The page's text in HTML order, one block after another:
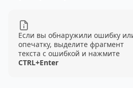
Если вы обнаружили ошибку
опечатку, выделите фрагмент
текста с ошибкой и нажмите
CTRL+Enter